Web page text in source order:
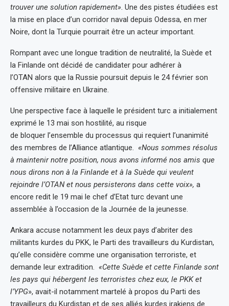
trouver une solution rapidement». Une des pistes étudiées est
la mise en place d’un corridor naval depuis Odessa, en mer
Noire, dont la Turquie pourrait être un acteur important.
Rompant avec une longue tradition de neutralité, la Suède et
la Finlande ont décidé de candidater pour adhérer à
l’OTAN alors que la Russie poursuit depuis le 24 février son
offensive militaire en Ukraine.
Une perspective face à laquelle le président turc a initialement
exprimé le 13 mai son hostilité, au risque
de bloquer l’ensemble du processus qui requiert l’unanimité
des membres de l’Alliance atlantique. «Nous sommes résolus
à maintenir notre position, nous avons informé nos amis que
nous dirons non à la Finlande et à la Suède qui veulent
rejoindre l’OTAN et nous persisterons dans cette voix», a
encore redit le 19 mai le chef d’Etat turc devant une
assemblée à l’occasion de la Journée de la jeunesse.
Ankara accuse notamment les deux pays d’abriter des
militants kurdes du PKK, le Parti des travailleurs du Kurdistan,
qu’elle considère comme une organisation terroriste, et
demande leur extradition. «Cette Suède et cette Finlande sont
les pays qui hébergent les terroristes chez eux, le PKK et
l’YPG», avait-il notamment martelé à propos du Parti des
travailleurs du Kurdistan et de ses alliés kurdes irakiens de